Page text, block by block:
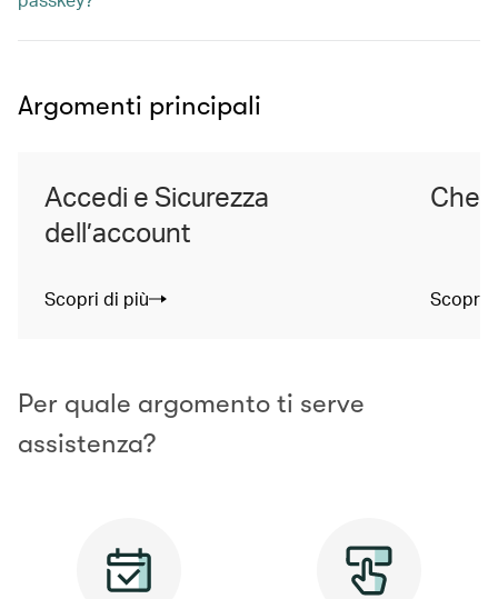
Argomenti principali
Accedi e Sicurezza
dell’account
Scopri di più Scopri
Per quale argomento ti serve
assistenza?